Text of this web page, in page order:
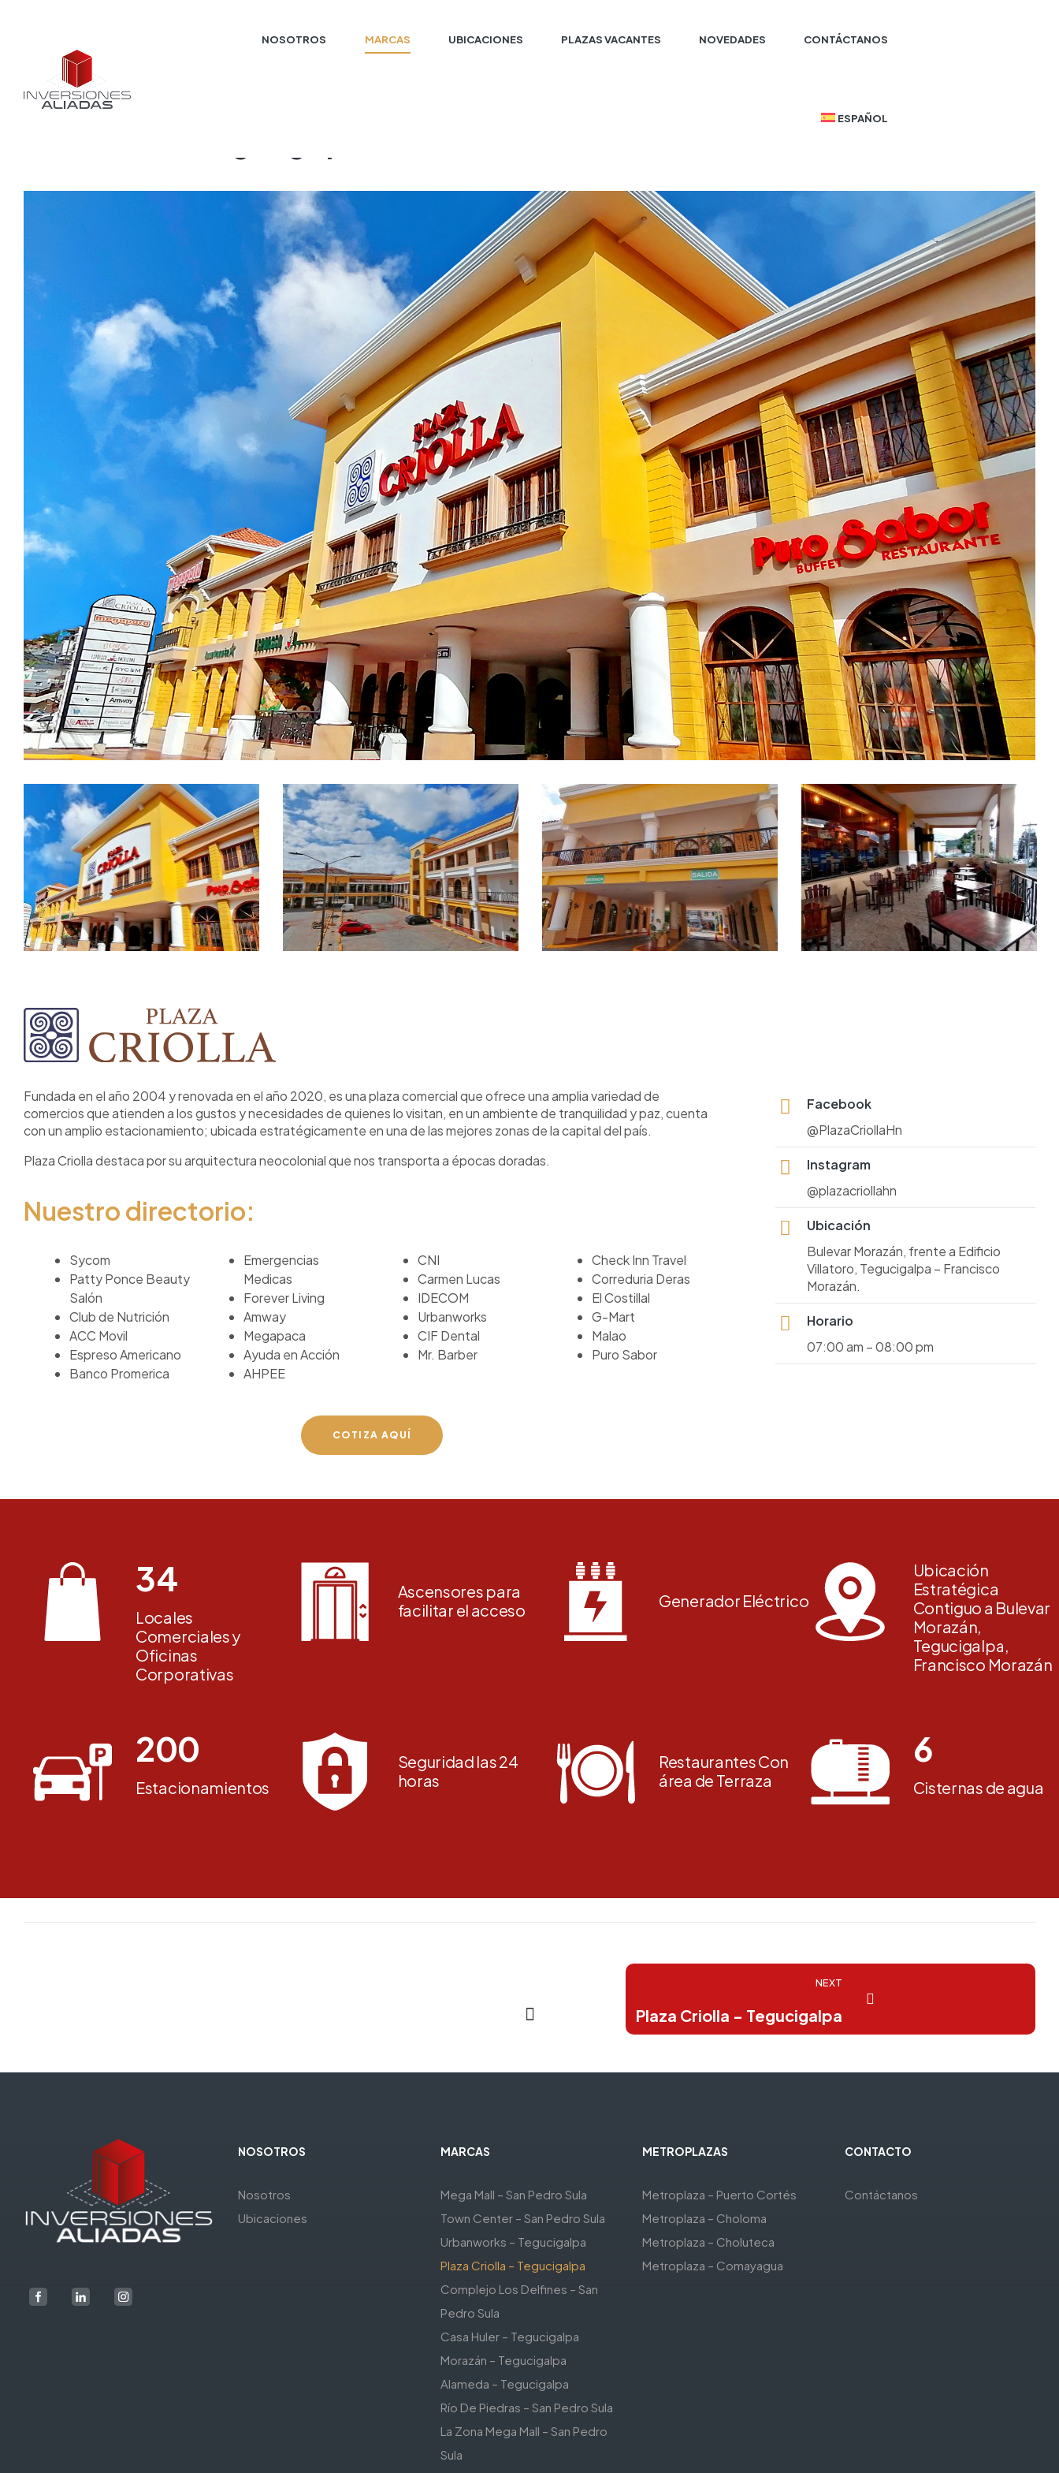
NOSOTROS MARCAS UBICACIONES PLAZAS VACANTES NOVEDADES CONTÁCTANOS
ESPAÑOL
Fundada en el año 2004 y renovada en el año 2020, es una plaza comercial que ofrece una amplia variedad de
comercios que atienden a los gustos y necesidades de quienes lo visitan, en un ambiente de tranquilidad y paz, cuenta
con un amplio estacionamiento; ubicada estratégicamente en una de las mejores zonas de la capital del país.
Plaza Criolla destaca por su arquitectura neocolonial que nos transporta a épocas doradas.
Nuestro directorio:
Sycom
Patty Ponce Beauty
Salón
Club de Nutrición
ACC Movil
Espreso Americano
Banco Promerica
Emergencias
Medicas
Forever Living
Amway
Megapaca
Ayuda en Acción
AHPEE
CNI
Carmen Lucas
IDECOM
Urbanworks
CIF Dental
Mr. Barber
Check Inn Travel
Correduria Deras
El Costillal
G-Mart
Malao
Puro Sabor
COTIZA AQUÍ
Facebook
@PlazaCriollaHn
Instagram
@plazacriollahn
Ubicación
Bulevar Morazán, frente a Edificio
Villatoro, Tegucigalpa – Francisco
Morazán.
Horario
07:00 am – 08:00 pm
34
Locales
Comerciales y
Oficinas
Corporativas
Ascensores para
facilitar el acceso
Generador Eléctrico
Ubicación
Estratégica
Contiguo a Bulevar
Morazán,
Tegucigalpa,
Francisco Morazán
200
Estacionamientos
Seguridad las 24
horas
Restaurantes Con
área de Terraza
6
Cisternas de agua
NEXT
Plaza Criolla - Tegucigalpa
NOSOTROS
Nosotros
Ubicaciones
MARCAS
Mega Mall – San Pedro Sula
Town Center – San Pedro Sula
Urbanworks – Tegucigalpa
Plaza Criolla – Tegucigalpa
Complejo Los Delfines – San
Pedro Sula
Casa Huler – Tegucigalpa
Morazán – Tegucigalpa
Alameda – Tegucigalpa
Río De Piedras – San Pedro Sula
La Zona Mega Mall – San Pedro
Sula
METROPLAZAS
Metroplaza – Puerto Cortés
Metroplaza – Choloma
Metroplaza – Choluteca
Metroplaza – Comayagua
CONTACTO
Contáctanos